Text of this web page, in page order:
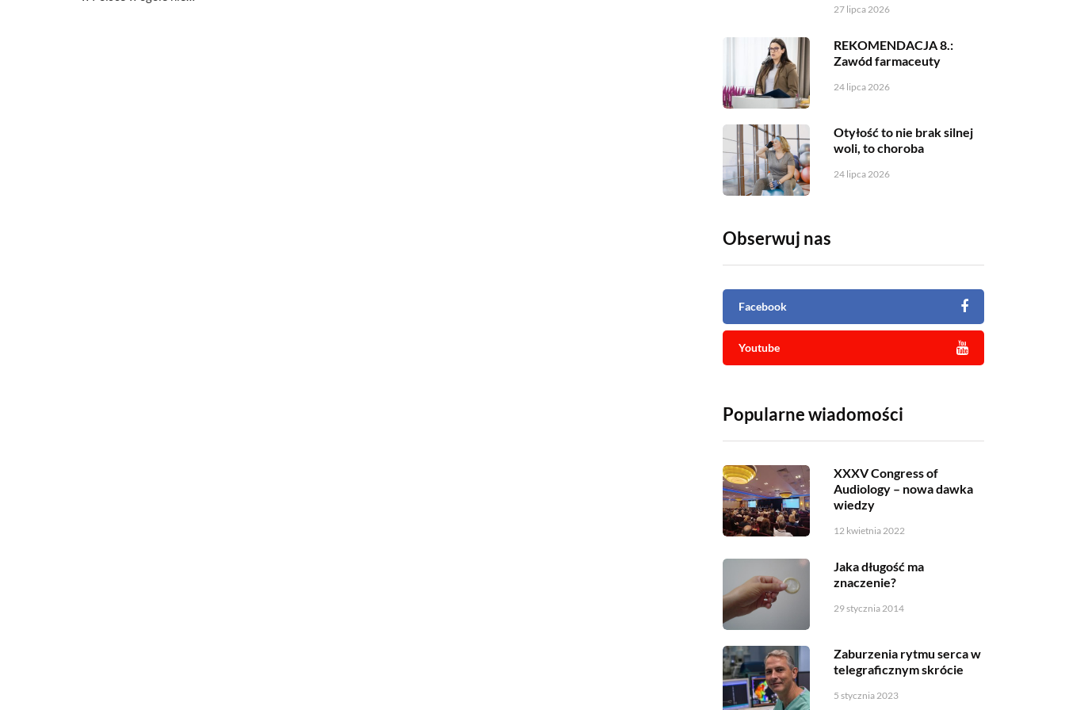
27 lipca 2026
REKOMENDACJA 8.:
Zawód farmaceuty
24 lipca 2026
Otyłość to nie brak silnej
woli, to choroba
24 lipca 2026
Obserwuj nas
Facebook
Youtube
Popularne wiadomości
XXXV Congress of
Audiology – nowa dawka
wiedzy
12 kwietnia 2022
Jaka długość ma
znaczenie?
29 stycznia 2014
Zaburzenia rytmu serca w
telegraficznym skrócie
5 stycznia 2023